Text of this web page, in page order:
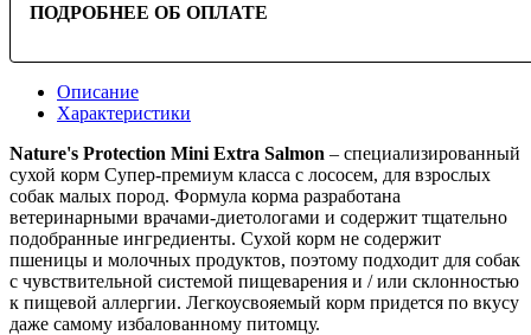
ПОДРОБНЕЕ ОБ ОПЛАТЕ
Описание
Характеристики
Nature's Protection Mini Extra Salmon – специализированный
сухой корм Супер-премиум класса с лососем, для взрослых
собак малых пород. Формула корма разработана
ветеринарными врачами-диетологами и содержит тщательно
подобранные ингредиенты. Сухой корм не содержит
пшеницы и молочных продуктов, поэтому подходит для собак
с чувствительной системой пищеварения и / или склонностью
к пищевой аллергии. Легкоусвояемый корм придется по вкусу
даже самому избалованному питомцу.